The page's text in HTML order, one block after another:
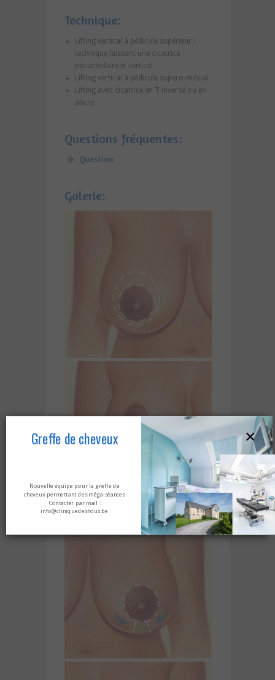
Technique:
Lifting vertical à pédicule supérieur :
technique laissant une cicatrice
périaréolaire et vertical
Lifting vertical à pédicule supero-mésial
Lifting avec cicatrice en T inversé ou en
ancre
Questions fréquentes:
Question
Galerie:
Greffe de cheveux
Nouvelle équipe pour la greffe de
cheveux permettant des méga-séances
Contacter par mail :
info@cliniquedeshoux.be
×